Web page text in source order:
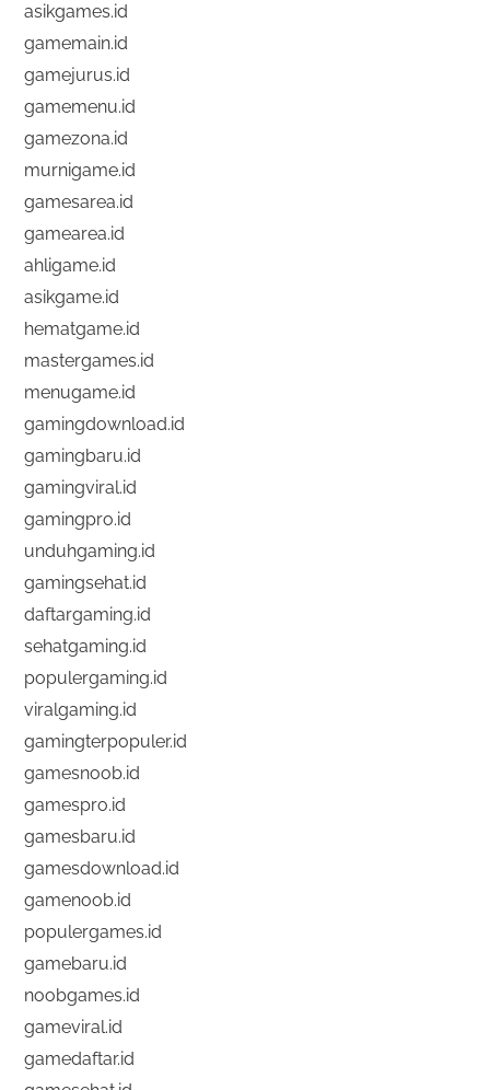
asikgames.id
gamemain.id
gamejurus.id
gamemenu.id
gamezona.id
murnigame.id
gamesarea.id
gamearea.id
ahligame.id
asikgame.id
hematgame.id
mastergames.id
menugame.id
gamingdownload.id
gamingbaru.id
gamingviral.id
gamingpro.id
unduhgaming.id
gamingsehat.id
daftargaming.id
sehatgaming.id
populergaming.id
viralgaming.id
gamingterpopuler.id
gamesnoob.id
gamespro.id
gamesbaru.id
gamesdownload.id
gamenoob.id
populergames.id
gamebaru.id
noobgames.id
gameviral.id
gamedaftar.id